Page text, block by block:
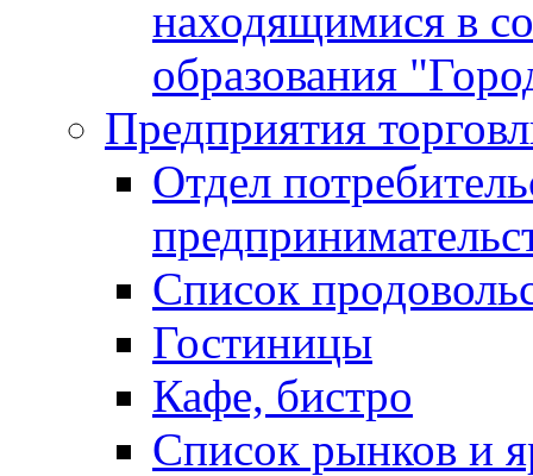
находящимися в
образования
Предприятия
Отдел
Список
Гостиницы
Кафе, бистро
Cписок рынков и